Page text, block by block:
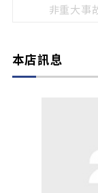
非重大事
本店訊息